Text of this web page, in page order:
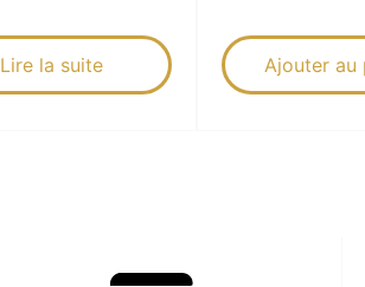
Lire la suite Ajouter au